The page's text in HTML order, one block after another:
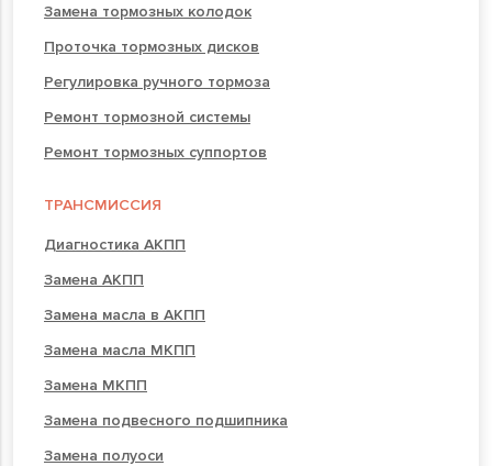
Замена тормозных колодок
Проточка тормозных дисков
Регулировка ручного тормоза
Ремонт тормозной системы
Ремонт тормозных суппортов
ТРАНСМИССИЯ
Диагностика АКПП
Замена АКПП
Замена масла в АКПП
Замена масла МКПП
Замена МКПП
Замена подвесного подшипника
Замена полуоси